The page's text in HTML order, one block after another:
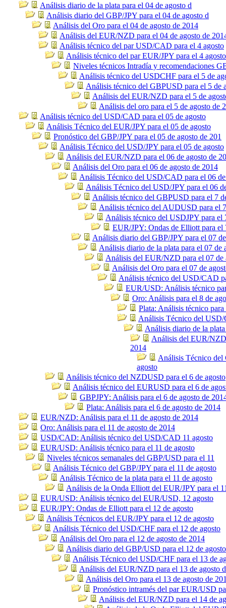
Análisis diario de la plata para el 04 de agosto d
Análisis diario del GBP/JPY para el 04 de agosto d
Análisis del Oro para el 04 de agosto de 2014
Análisis del EUR/NZD para el 04 de agosto de
Análisis técnico del par USD/CAD para el 4 agosto
Análisis técnico del par EUR/JPY para el 4 agosto
Niveles técnicos Intradía y recomendaciones
Análisis técnico del USDCHF para el 5 de
Análisis técnico del GBPUSD para el 5 de
Análisis del EUR/NZD para el 5 de
Análisis del oro para el 5 de agosto de
Análisis técnico del USD/CAD para el 05 de agosto
Análisis Técnico del EUR/JPY para el 05 de agosto
Pronóstico del GBP/JPY para el 05 de agosto de 201
Análisis Técnico del USD/JPY para el 05 de agosto
Análisis del EUR/NZD para el 06 de agosto de
Análisis del Oro para el 06 de agosto de 2014
Análisis Técnico del USD/CAD para el 06 de
Análisis Técnico del USD/JPY para el 06
Análisis técnico del GBPUSD para el 7
Análisis técnico del AUDUSD para el
Análisis técnico del USDJPY para el
EUR/JPY: Ondas de Elliott para el
Análisis diario del GBP/JPY para el 07
Análisis diario de la plata para el 07 de
Análisis del EUR/NZD para el 07 de
Análisis del Oro para el 07 de
Análisis técnico del USD/CAD
EUR/USD: Análisis técnico
Oro: Análisis para el 8 de
Plata: Análisis técnico para
Análisis Técnico del USD/
Análisis diario de la
Análisis del EUR/
2014
Análisis Técnico del
agosto
Análisis técnico del NZDUSD para el 6 de agosto
Análisis técnico del EURUSD para el 6 de
GBPJPY: Análisis para el 6 de agosto de
Plata: Análisis para el 6 de agosto de 2014
EUR/NZD: Análisis para el 11 de agosto de 2014
Oro: Análisis para el 11 de agosto de 2014
USD/CAD: Análisis técnico del USD/CAD 11 agosto
EUR/USD: Análisis técnico para el 11 de agosto
Niveles técnicos semanales del GBP/USD para el 11
Análisis Técnico del GBP/JPY para el 11 de agosto
Análisis Técnico de la plata para el 11 de agosto
Análisis de la Onda Elliott del EUR/JPY para el
EUR/USD: Análisis técnico del EUR/USD, 12 agosto
EUR/JPY: Ondas de Elliott para el 12 de agosto
Análisis Técnicos del EUR/JPY para el 12 de agosto
Análisis Técnico del USD/CHF para el 12 de agosto
Análisis del Oro para el 12 de agosto de 2014
Análisis diario del GBP/USD para el 12 de
Análisis Técnico del USD/CHF para el 13 de
Análisis del EUR/NZD para el 13 de agosto
Análisis del Oro para el 13 de agosto de
Pronóstico intramés del par EUR/USD
Análisis del EUR/NZD para el 14 de